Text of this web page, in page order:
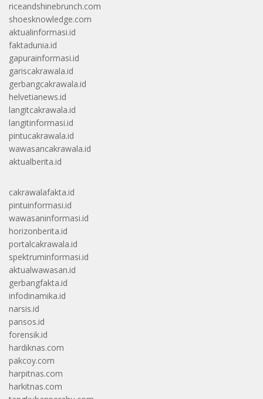
riceandshinebrunch.com
shoesknowledge.com
aktualinformasi.id
faktadunia.id
gapurainformasi.id
gariscakrawala.id
gerbangcakrawala.id
helvetianews.id
langitcakrawala.id
langitinformasi.id
pintucakrawala.id
wawasancakrawala.id
aktualberita.id
cakrawalafakta.id
pintuinformasi.id
wawasaninformasi.id
horizonberita.id
portalcakrawala.id
spektruminformasi.id
aktualwawasan.id
gerbangfakta.id
infodinamika.id
narsis.id
pansos.id
forensik.id
hardiknas.com
pakcoy.com
harpitnas.com
harkitnas.com